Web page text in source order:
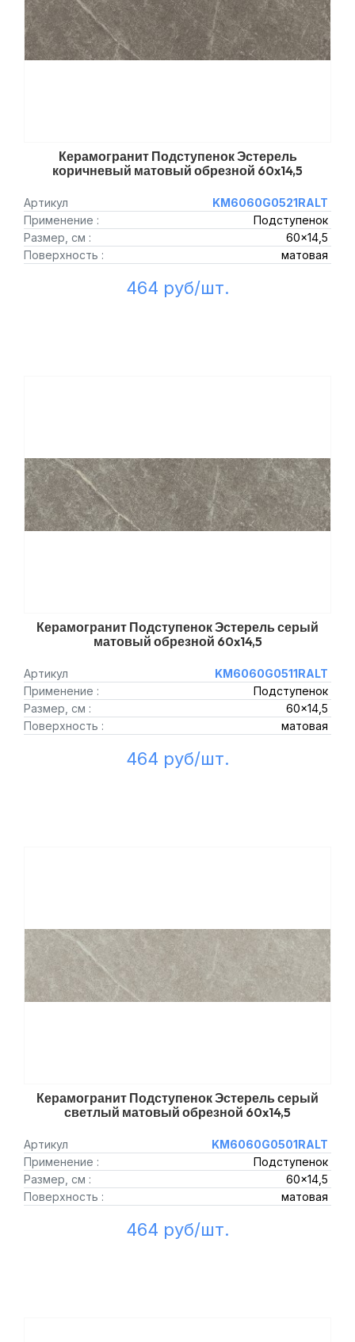
Керамогранит Подступенок Эстерель
коричневый матовый обрезной 60x14,5
Артикул
KM6060G0521RALT
Применение :
Подступенок
Размер, см :
60x14,5
Поверхность :
матовая
464 руб/шт.
Керамогранит Подступенок Эстерель серый
матовый обрезной 60x14,5
Артикул
KM6060G0511RALT
Применение :
Подступенок
Размер, см :
60x14,5
Поверхность :
матовая
464 руб/шт.
Керамогранит Подступенок Эстерель серый
светлый матовый обрезной 60x14,5
Артикул
KM6060G0501RALT
Применение :
Подступенок
Размер, см :
60x14,5
Поверхность :
матовая
464 руб/шт.